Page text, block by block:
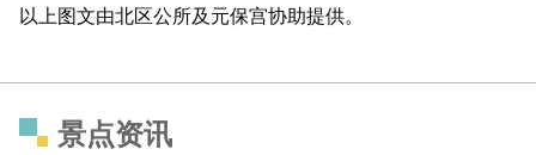
以上图文由北区公所及元保宫协助提供。
景点资讯